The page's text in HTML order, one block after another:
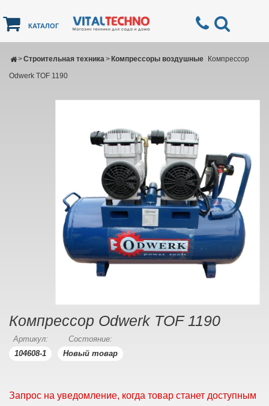
КАТАЛОГ
Строительная техника
> Компрессоры воздушные
>
Компрессор
Odwerk TOF 1190
Компрессор Odwerk TOF 1190
Артикул:
104608-1
Состояние:
Новый товар
Запрос на уведомление, когда товар станет доступным